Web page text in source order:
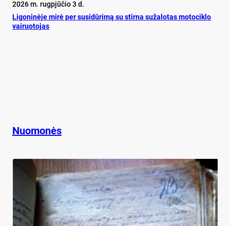
2026 m. rugpjūčio 3 d.
Ligoninėje mirė per susidūrimą su stirna sužalotas motociklo
vairuotojas
Nuomonės